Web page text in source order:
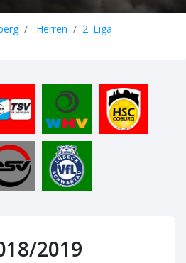
Herren
2. Liga
2019